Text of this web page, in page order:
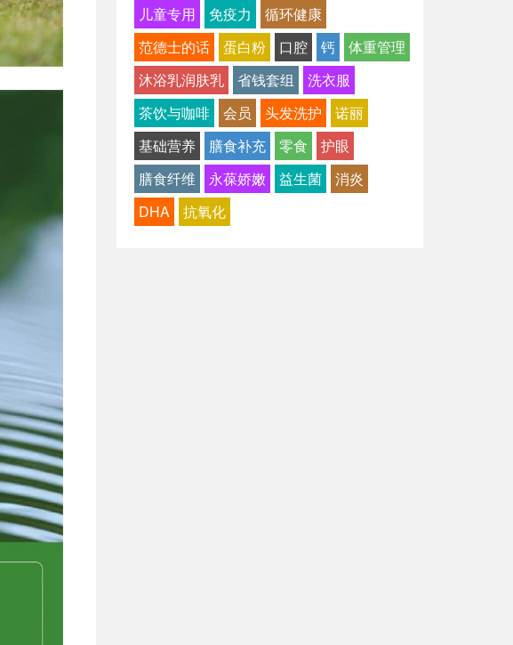
儿童专用
免疫力
循环健康
范德士的话
蛋白粉 口腔 钙
体重管理
沐浴乳润肤乳
省钱套组
洗衣服
茶饮与咖啡
会员 头发洗护
诺丽
基础营养
膳食补充 零食
护眼
膳食纤维
永葆娇嫩 益生菌
消炎
DHA
抗氧化